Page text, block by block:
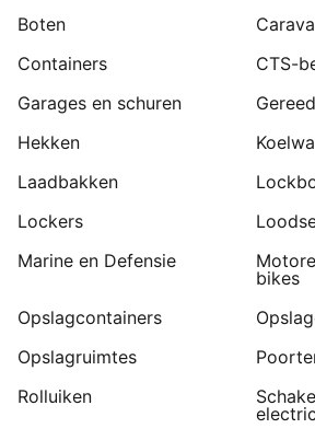
Boten
Containers
CTS-
Garages en schuren
Hekken
Laadbakken
Lockers
Marine en Defensie
bikes
Opslagcontainers
Opslagruimtes
Rolluiken